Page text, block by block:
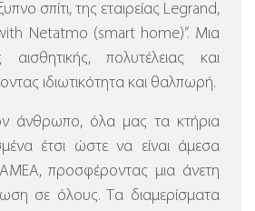
σπίτι, της εταιρείας Legrand,
Netatmo (smart home)”. Μια
πολυτέλειας και
ιδιωτικότητα και θαλπωρή.
άνθρωπο, όλα μας τα κτήρια
έτσι ώστε να είναι άμεσα
προσφέροντας μια άνετη
σε όλους. Τα διαμερίσματα